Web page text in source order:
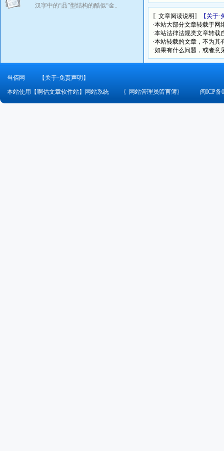
汉字中的“品”型结构的酷似“金..
〖文章阅读说明〗
【关于
·本站大部分文章转载于
·本站法律法规类文章转
·本站转载的文章，不为
·如果有什么问题，或者意
当佰网
【关于·免责声明】
本站使用【啊估文章软件站】网站系统
〖 网站管理员留言簿〗 闽ICP备